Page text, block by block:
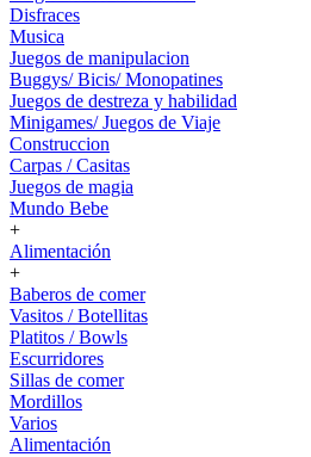
Disfraces
Musica
Juegos de manipulacion
Buggys/ Bicis/ Monopatines
Juegos de destreza y habilidad
Minigames/ Juegos de Viaje
Construccion
Carpas / Casitas
Juegos de magia
Mundo Bebe
+
Alimentación
+
Baberos de comer
Vasitos / Botellitas
Platitos / Bowls
Escurridores
Sillas de comer
Mordillos
Varios
Alimentación